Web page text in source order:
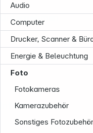
Audio
Computer
Drucker, Scanner &
Energie & Beleuchtung
Foto
Fotokameras
Kamerazubehör
Sonstiges Fotozubehör
Unternehmen
Informationen